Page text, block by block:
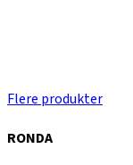
Flere produkter
RONDA